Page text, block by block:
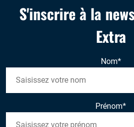
S'inscrire à la
Extra
Nom*
Prénom*